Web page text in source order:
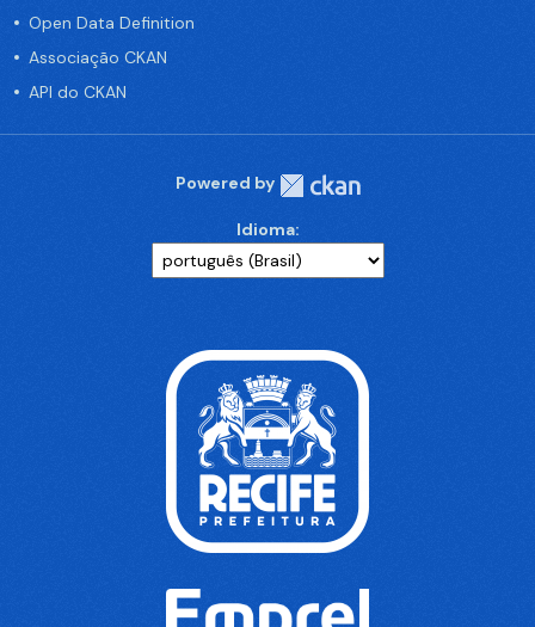
Open Data Definition
Associação CKAN
API do CKAN
Powered by
Idioma